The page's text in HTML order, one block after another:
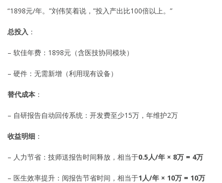
“1898元/年。”刘伟笑着说，”投入产出比100倍以上。”
总投入 ：
– 软佳年费：1898元（含医技协同模块）
– 硬件：无需新增（利用现有设备）
替代成本 ：
– 自研报告自动回传系统：开发费至少15万，年维护2万
收益明细 ：
– 人力节省：技师送报告时间释放，相当于0.5人/年 × 8万 = 4万
– 医生效率提升：阅报告节省时间，相当于1人/年 × 10万 = 10万